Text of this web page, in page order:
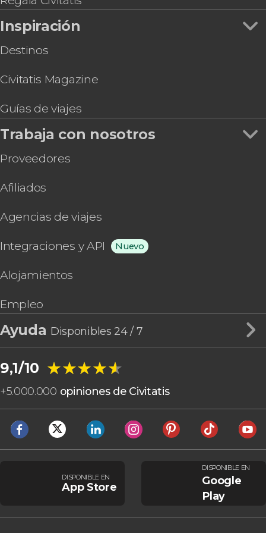
Newcastle
Geelong
Port Arthur
Byron Bay
Isla Phillip
Rainbow Beach
Launceston
Inspiración
Destinos
Civitatis Magazine
Guías de viajes
Trabaja con nosotros
Proveedores
Afiliados
Agencias de viajes
Integraciones y API Nuevo
Alojamientos
Empleo
Ayuda Disponibles 24 / 7
9,1/10 ★★★★★
★★★★★
+5.000.000 opiniones de Civitatis
DISPONIBLE EN
App Store
DISPONIBLE EN
Google
Play